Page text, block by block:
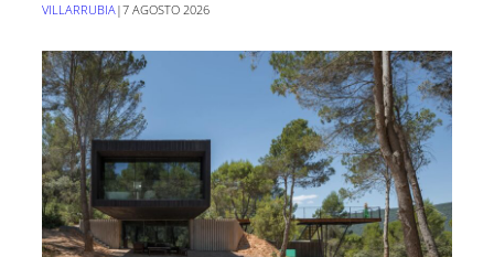
VILLARRUBIA|7 AGOSTO 2026